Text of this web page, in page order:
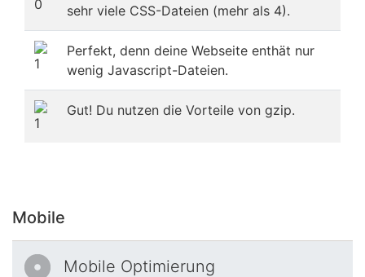
sehr viele CSS-Dateien (mehr als 4).
Perfekt, denn deine Webseite enthät nur
wenig Javascript-Dateien.
Gut! Du nutzen die Vorteile von gzip.
Mobile
Mobile Optimierung